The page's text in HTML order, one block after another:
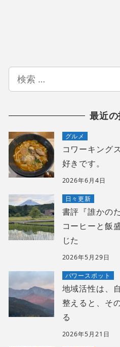
索
最近
グルメ
コワーキング
好きです。
2026年6月4日
日々更新
書評『誰かの
コーヒーと飯
じた
2026年5月29日
パワースポット
地域活性は、
整えると、そ
る
2026年5月21日